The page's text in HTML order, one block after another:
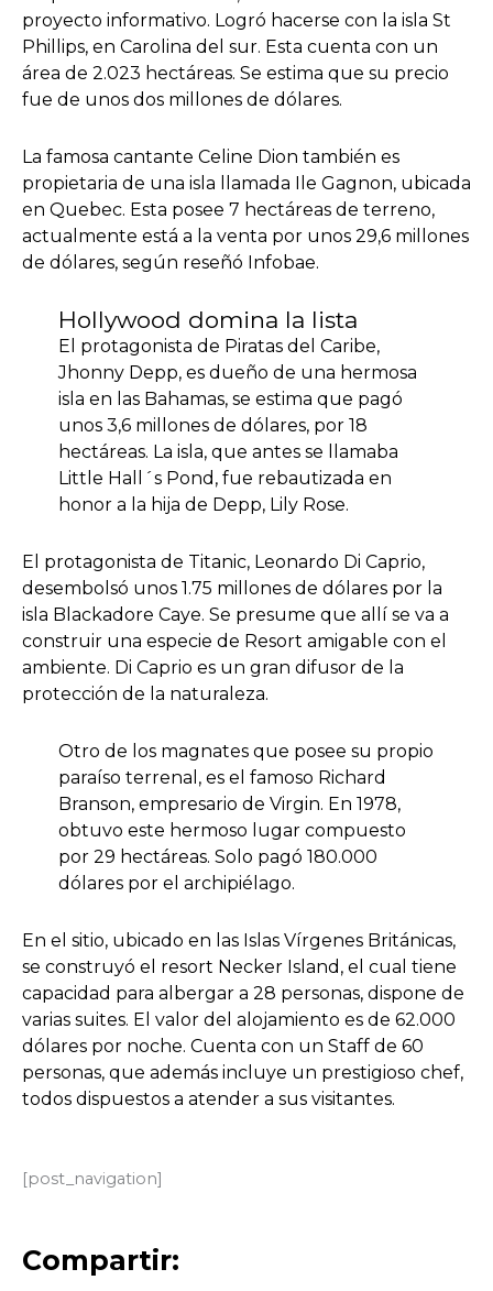
proyecto informativo. Logró hacerse con la isla St
Phillips, en Carolina del sur. Esta cuenta con un
área de 2.023 hectáreas. Se estima que su precio
fue de unos dos millones de dólares.
La famosa cantante Celine Dion también es
propietaria de una isla llamada Ile Gagnon, ubicada
en Quebec. Esta posee 7 hectáreas de terreno,
actualmente está a la venta por unos 29,6 millones
de dólares, según reseñó Infobae.
Hollywood domina la lista
El protagonista de Piratas del Caribe,
Jhonny Depp, es dueño de una hermosa
isla en las Bahamas, se estima que pagó
unos 3,6 millones de dólares, por 18
hectáreas. La isla, que antes se llamaba
Little Hall´s Pond, fue rebautizada en
honor a la hija de Depp, Lily Rose.
El protagonista de Titanic, Leonardo Di Caprio,
desembolsó unos 1.75 millones de dólares por la
isla Blackadore Caye. Se presume que allí se va a
construir una especie de Resort amigable con el
ambiente. Di Caprio es un gran difusor de la
protección de la naturaleza.
Otro de los magnates que posee su propio
paraíso terrenal, es el famoso Richard
Branson, empresario de Virgin. En 1978,
obtuvo este hermoso lugar compuesto
por 29 hectáreas. Solo pagó 180.000
dólares por el archipiélago.
En el sitio, ubicado en las Islas Vírgenes Británicas,
se construyó el resort Necker Island, el cual tiene
capacidad para albergar a 28 personas, dispone de
varias suites. El valor del alojamiento es de 62.000
dólares por noche. Cuenta con un Staff de 60
personas, que además incluye un prestigioso chef,
todos dispuestos a atender a sus visitantes.
[post_navigation]
Compartir: